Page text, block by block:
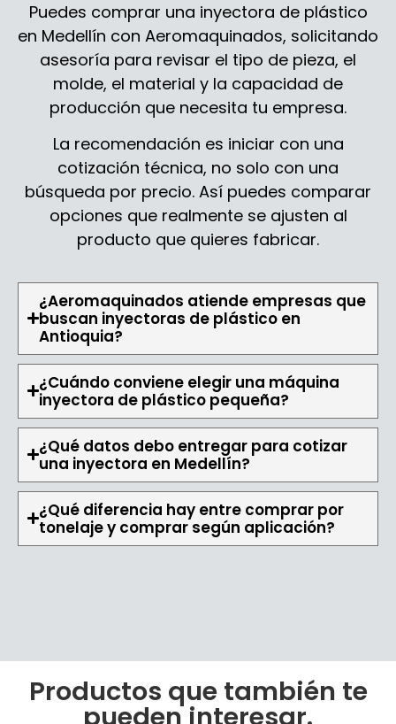
Puedes comprar una inyectora de plástico
en Medellín con Aeromaquinados, solicitando
asesoría para revisar el tipo de pieza, el
molde, el material y la capacidad de
producción que necesita tu empresa.
La recomendación es iniciar con una
cotización técnica, no solo con una
búsqueda por precio. Así puedes comparar
opciones que realmente se ajusten al
producto que quieres fabricar.
¿Aeromaquinados atiende empresas que
buscan inyectoras de plástico en
Antioquia?
¿Cuándo conviene elegir una máquina
inyectora de plástico pequeña?
¿Qué datos debo entregar para cotizar
una inyectora en Medellín?
¿Qué diferencia hay entre comprar por
tonelaje y comprar según aplicación?
Productos que también te
pueden interesar.